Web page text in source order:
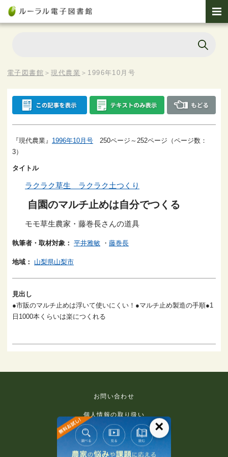
電子図書館 ＞現代農業 ＞ 1996年10月号
『現代農業』 1996年10月号 250ページ～252ページ（ページ数：
3）
タイトル
ラクラク草生 ラクラク土つくり
自園のマルチ止めは自分でつくる
モモ草生農家・藤巻長さんの道具
執筆者・取材対象： 平井雅敏 ・ 藤巻長
地域： 山梨県山梨市
見出し
●市販のマルチ止めは浮いて使いにくい！●マルチ止め製造の手順●1
日1000本くらいは楽につくれる
お問い合わせ
個人情報の取り扱い
免責事項
利用規約
×